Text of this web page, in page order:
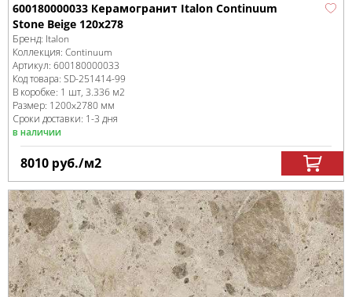
600180000033 Керамогранит Italon Continuum
Stone Beige 120x278
Бренд: Italon
Коллекция: Continuum
Артикул: 600180000033
Код товара: SD-251414-99
В коробке: 1 шт, 3.336 м2
Размер: 1200x2780 мм
Сроки доставки: 1-3 дня
в наличии
8010 руб./м2